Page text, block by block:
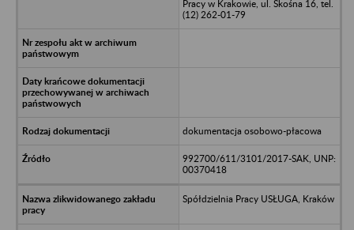
Pracy w Krakowie, ul. Skośna 16, tel.
(12) 262-01-79
dokumentacja osobowo-płacowa
992700/611/3101/2017-SAK, UNP:
00370418
Spółdzielnia Pracy USŁUGA, Kraków